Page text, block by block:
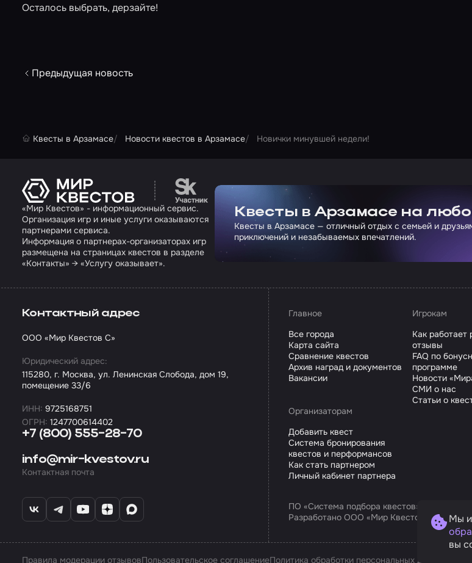
Осталось выбрать, дерзайте!
Предыдущая новость
Квесты в Арзамасе Новости квестов в Арзамасе Новички минувшей недели!
Перейти на сайт партнера Сколково
«Мир Квестов» - информационный сервис.
Организация игр и иные услуги оказываются
партнерами сервиса.
Информация о партнерах-организаторах игр
размещена на страницах квестов в разделе
«Контакты» → «Услугу оказывает».
Квесты в Арзамасе на
Квесты в Арзамасе — отличный отдых с семьей и
приключений и незабываемых впечатлений.
+7 (800) 555-28-70
info@mir-kvestov.ru
Контактная почта
Контактный адрес
ООО «Мир Квестов С»
Юридический адрес:
115280, г. Москва, ул. Ленинская Слобода, дом 19,
помещение 33/6
ИНН: 9725168751
ОГРН: 1247700614402
Главное
Все города
Карта сайта
Сравнение квестов
Архив наград и документов
Вакансии
Игрокам
Как работает
отзывы
FAQ по
программе
Новости
СМИ о нас
Статьи о
Организаторам
Добавить квест
Система бронирования
квестов и перформансов
Как стать партнером
Личный кабинет партнера
ПО «Система подбора квестов»
Разработано ООО «Мир Квестов С», ИНН
Правила модерации отзывовПользовательское соглашениеПолитика обработки персональных данных
Мы
вы